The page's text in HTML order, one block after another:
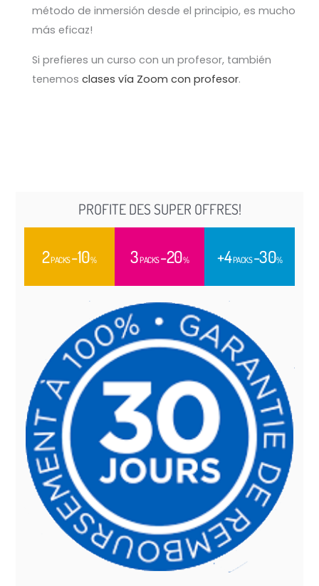
método de inmersión desde el principio, es mucho
más eficaz!
Si prefieres un curso con un profesor, también
tenemosclases vía Zoom con profesor.
PROFITE DES SUPER OFFRES!
2PACKS-10% 3PACKS-20% +4PACKS-30%